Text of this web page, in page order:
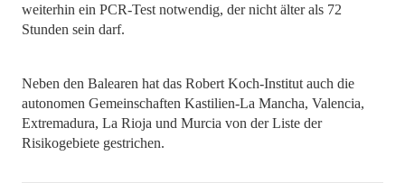
weiterhin ein PCR-Test notwendig, der nicht älter als 72
Stunden sein darf.
Neben den Balearen hat das Robert Koch-Institut auch die
autonomen Gemeinschaften Kastilien-La Mancha, Valencia,
Extremadura, La Rioja und Murcia von der Liste der
Risikogebiete gestrichen.